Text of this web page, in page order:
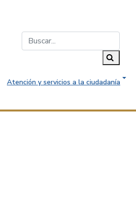
Atención y servicios a la ciudadanía